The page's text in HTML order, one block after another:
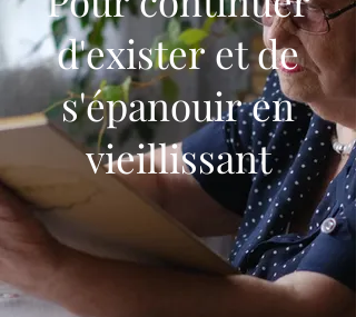
d'exister et de
s'épanouir en
vieillissant